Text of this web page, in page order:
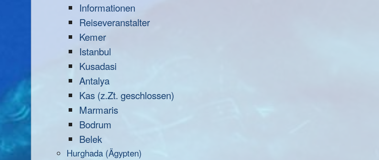
Informationen
Reiseveranstalter
Kemer
Istanbul
Kusadasi
Antalya
Kas (z.Zt. geschlossen)
Marmaris
Bodrum
Belek
Hurghada (Ägypten)